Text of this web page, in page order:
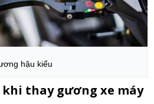
hậu kiểu
thay gương xe máy